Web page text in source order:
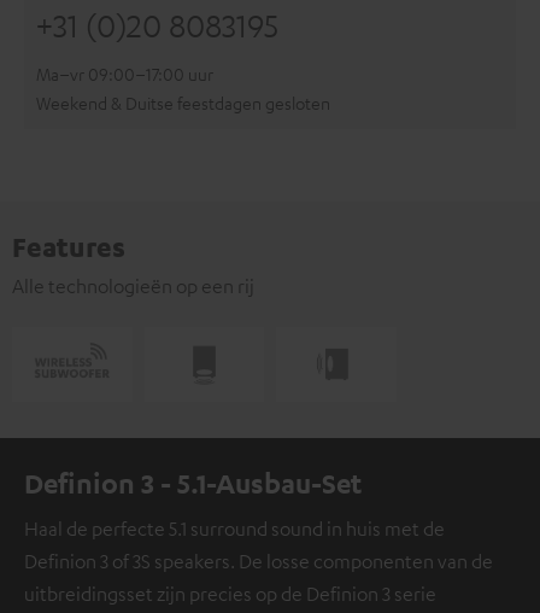
+31 (0)20 8083195
Ma–vr 09:00–17:00 uur
Weekend & Duitse feestdagen gesloten
Features
Alle technologieën op een rij
Definion 3 - 5.1-Ausbau-Set
Haal de perfecte 5.1 surround sound in huis met de
Definion 3 of 3S speakers. De losse componenten van de
uitbreidingsset zijn precies op de Definion 3 serie